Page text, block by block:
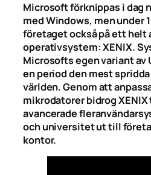
Microsoft förknippas i dag
med Windows, men under
företaget också på ett helt
operativsystem: XENIX.
Microsofts egen variant av
en period den mest
världen. Genom att
mikrodatorer bidrog
avancerade
och universitet ut till
kontor.